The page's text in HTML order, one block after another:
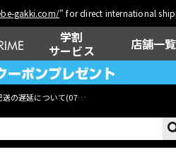
gakki.com/" for direct international
学割
サービス
店舗一覧
送の遅延について(07月29日